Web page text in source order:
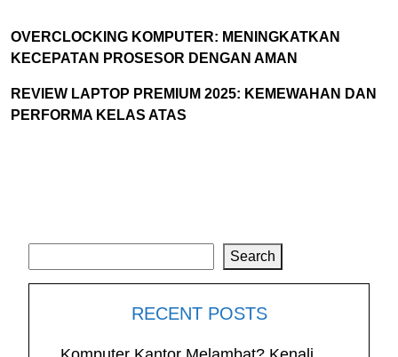
OVERCLOCKING KOMPUTER: MENINGKATKAN
KECEPATAN PROSESOR DENGAN AMAN
REVIEW LAPTOP PREMIUM 2025: KEMEWAHAN DAN
PERFORMA KELAS ATAS
Search
RECENT POSTS